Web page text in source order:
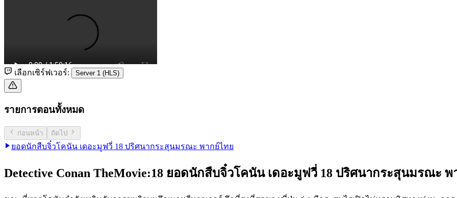
เลือกเซิร์ฟเวอร์: Server 1 (HLS)
รายการตอนทั้งหมด
ก่อนหน้า ถัดไป
ยอดนักสืบจิ๋วโคนัน เดอะมูฟวี่ 18 ปริศนากระสุนมรณะ พากย์ไทย
Detective Conan TheMovie:18 ยอดนักสืบจิ๋วโคนัน เดอะมูฟวี่ 18 ปริศนากระสุนมรณะ พ